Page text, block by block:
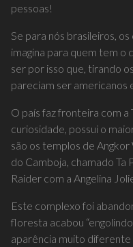
pessoas!
Se para nós brasileiros,
imagina para quem tem
ser por isso que, tirando
pareciam ser americanos
O país faz fronteira com a
curiosidade, possui o
são os templos de
do Camboja, chamado Ta
Raider com a Angelina
Este complexo foi
floresta acabou
aparência muito diferente